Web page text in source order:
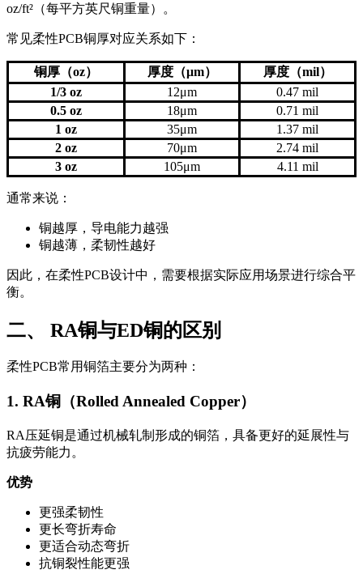
oz/ft²（每平方英尺铜重量）。
常见柔性PCB铜厚对应关系如下：
铜厚（oz） 厚度（μm）
厚度（mil）
1/3 oz
12μm
0.47 mil
0.5 oz
18μm
0.71 mil
1 oz
35μm
1.37 mil
2 oz
70μm
2.74 mil
3 oz
105μm 4.11 mil
通常来说：
铜越厚，导电能力越强
铜越薄，柔韧性越好
因此，在柔性PCB设计中，需要根据实际应用场景进行综合平
衡。
二、 RA铜与ED铜的区别
柔性PCB常用铜箔主要分为两种：
1. RA铜（Rolled Annealed Copper）
RA压延铜是通过机械轧制形成的铜箔，具备更好的延展性与
抗疲劳能力。
优势
更强柔韧性
更长弯折寿命
更适合动态弯折
抗铜裂性能更强